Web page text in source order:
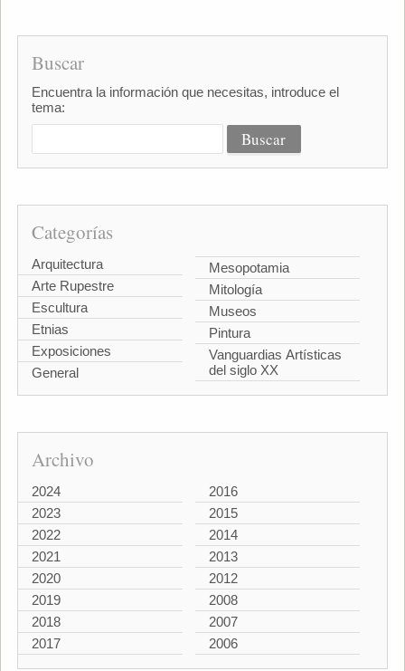
Buscar
Encuentra la información que necesitas, introduce el
tema:
Categorías
Arquitectura
Arte Rupestre
Escultura
Etnias
Exposiciones
General
Mesopotamia
Mitología
Museos
Pintura
Vanguardias Artísticas
del siglo XX
Archivo
2024
2023
2022
2021
2020
2019
2018
2017
2016
2015
2014
2013
2012
2008
2007
2006